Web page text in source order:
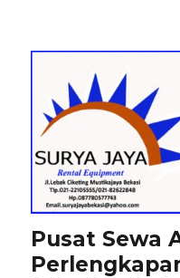
Pusat Sewa